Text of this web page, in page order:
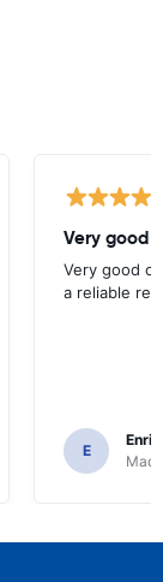
Very good
Very good
a reliable
E